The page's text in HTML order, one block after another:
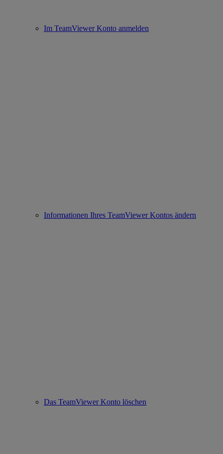
Im TeamViewer Konto anmelden
Informationen Ihres TeamViewer Kontos ändern
Das TeamViewer Konto löschen